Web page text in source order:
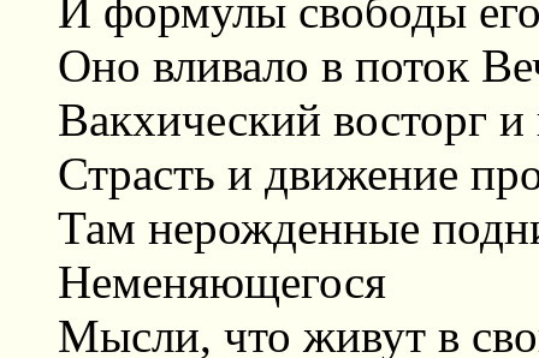
И формулы свободы
Оно вливало в поток
Вакхический восторг
Страсть и движение
Там нерожденные
Неменяющегося
Мысли, что живут в